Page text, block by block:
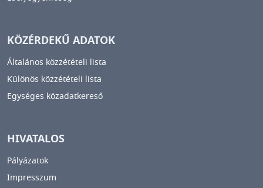
KÖZÉRDEKŰ ADATOK
Általános közzétételi lista
Különös közzétételi lista
Egységes közadatkereső
HIVATALOS
Pályázatok
Impresszum